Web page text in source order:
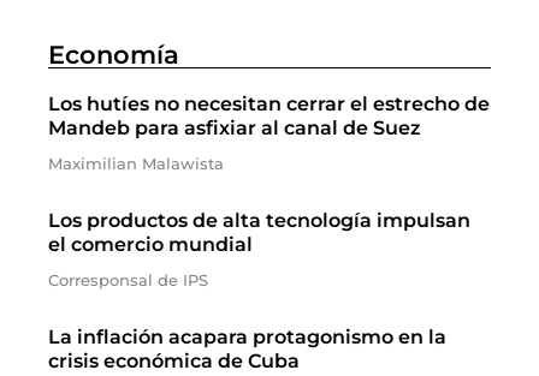
Economía
Los hutíes no necesitan cerrar el estrecho de
Mandeb para asfixiar al canal de Suez
Maximilian Malawista
Los productos de alta tecnología impulsan
el comercio mundial
Corresponsal de IPS
La inflación acapara protagonismo en la
crisis económica de Cuba